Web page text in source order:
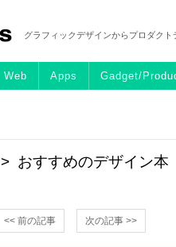
グラフィックデザインからプロダク
Web Apps Gadget/
> おすすめのデザイン本
<< 前の記事 次の記事 >>